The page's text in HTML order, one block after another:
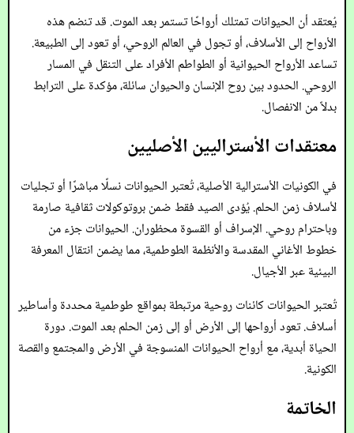
يُعتقد أن الحيوانات تمتلك أرواحًا تستمر بعد الموت. قد تنضم هذه
الأرواح إلى الأسلاف، أو تجول في العالم الروحي، أو تعود إلى الطبيعة.
تساعد الأرواح الحيوانية أو الطواطم الأفراد على التنقل في المسار
الروحي. الحدود بين روح الإنسان والحيوان سائلة، مؤكدة على الترابط
بدلاً من الانفصال.
معتقدات الأستراليين الأصليين
في الكونيات الأسترالية الأصلية، تُعتبر الحيوانات نسلًا مباشرًا أو تجليات
لأسلاف زمن الحلم. يُؤدى الصيد فقط ضمن بروتوكولات ثقافية صارمة
وباحترام روحي. الإسراف أو القسوة محظوران. الحيوانات جزء من
خطوط الأغاني المقدسة والأنظمة الطوطمية، مما يضمن انتقال المعرفة
البيئية عبر الأجيال.
تُعتبر الحيوانات كائنات روحية مرتبطة بمواقع طوطمية محددة وأساطير
أسلاف. تعود أرواحها إلى الأرض أو إلى زمن الحلم بعد الموت. دورة
الحياة أبدية، مع أرواح الحيوانات المنسوجة في الأرض والمجتمع والقصة
الكونية.
الخاتمة